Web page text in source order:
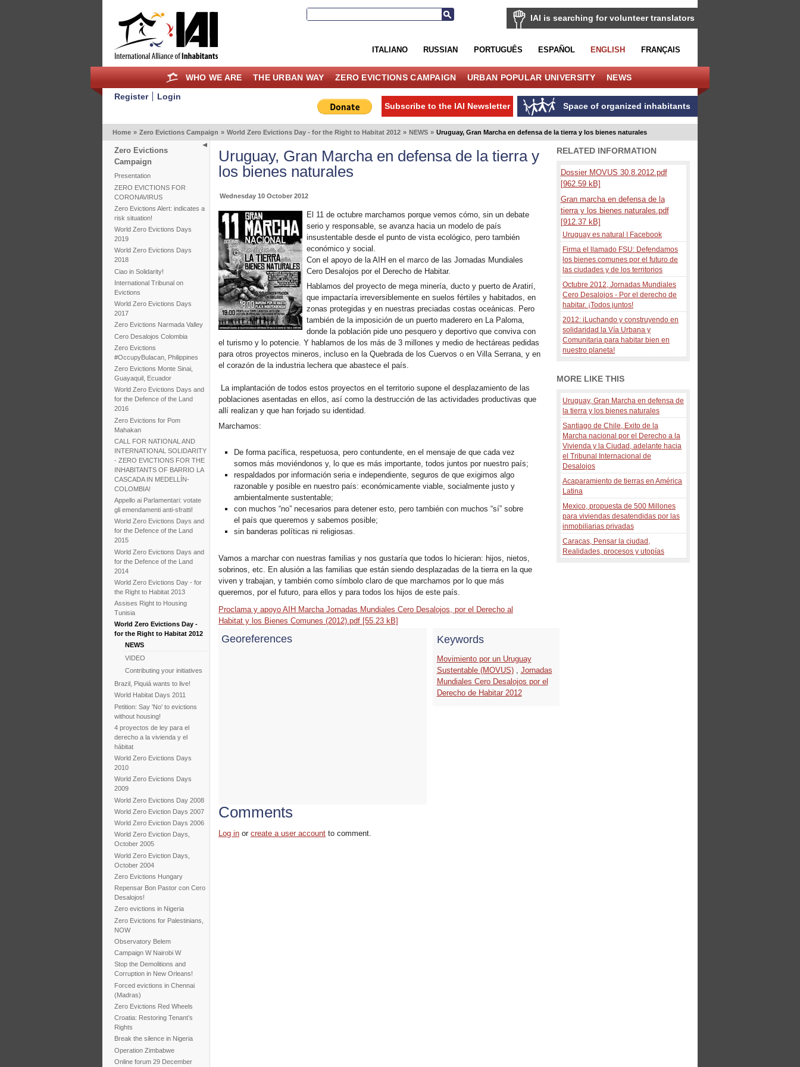
IAI is searching for volunteer translators
ITALIANO RUSSIAN PORTUGUÊS ESPAÑOL ENGLISH FRANÇAIS
WHO WE ARE THE URBAN WAY ZERO EVICTIONS CAMPAIGN URBAN POPULAR UNIVERSITY NEWS
Register
Login
Space of organized inhabitants
Subscribe to the IAI Newsletter
Home » Zero Evictions Campaign » World Zero Evictions Day - for the Right to Habitat 2012 » NEWS » Uruguay, Gran Marcha en defensa de la tierra y los bienes naturales
Zero Evictions
Campaign
Presentation
ZERO EVICTIONS FOR
CORONAVIRUS
Zero Evictions Alert: indicates a
risk situation!
World Zero Evictions Days
2019
World Zero Evictions Days
2018
Ciao in Solidarity!
International Tribunal on
Evictions
World Zero Evictions Days
2017
Zero Evictions Narmada Valley
Cero Desalojos Colombia
Zero Evictions
#OccupyBulacan, Philippines
Zero Evictions Monte Sinai,
Guayaquil, Ecuador
World Zero Evictions Days and
for the Defence of the Land
2016
Zero Evictions for Pom
Mahakan
CALL FOR NATIONAL AND
INTERNATIONAL SOLIDARITY
- ZERO EVICTIONS FOR THE
INHABITANTS OF BARRIO LA
CASCADA IN MEDELLÍN-
COLOMBIA!
Appello ai Parlamentari: votate
gli emendamenti anti-sfratti!
World Zero Evictions Days and
for the Defence of the Land
2015
World Zero Evictions Days and
for the Defence of the Land
2014
World Zero Evictions Day - for
the Right to Habitat 2013
Assises Right to Housing
Tunisia
World Zero Evictions Day -
for the Right to Habitat 2012
NEWS
VIDEO
Contributing your initiatives
Brazil, Piquiá wants to live!
World Habitat Days 2011
Petition: Say 'No' to evictions
without housing!
4 proyectos de ley para el
derecho a la vivienda y el
hábitat
World Zero Evictions Days
2010
World Zero Evictions Days
2009
World Zero Evictions Day 2008
World Zero Eviction Days 2007
World Zero Eviction Days 2006
World Zero Eviction Days,
October 2005
World Zero Eviction Days,
October 2004
Zero Evictions Hungary
Repensar Bon Pastor con Cero
Desalojos!
Zero evictions in Nigeria
Zero Evictions for Palestinians,
NOW
Observatory Belem
Campaign W Nairobi W
Stop the Demolitions and
Corruption in New Orleans!
Forced evictions in Chennai
(Madras)
Zero Evictions Red Wheels
Croatia: Restoring Tenant’s
Rights
Break the silence in Nigeria
Operation Zimbabwe
Online forum 29 December
Uruguay, Gran Marcha en defensa de la tierra y
los bienes naturales
Wednesday 10 October 2012
El 11 de octubre marchamos porque vemos cómo, sin un debate
serio y responsable, se avanza hacia un modelo de país
insustentable desde el punto de vista ecológico, pero también
económico y social.
Con el apoyo de la AIH en el marco de las Jornadas Mundiales
Cero Desalojos por el Derecho de Habitar.
Hablamos del proyecto de mega minería, ducto y puerto de Aratirí,
que impactaría irreversiblemente en suelos fértiles y habitados, en
zonas protegidas y en nuestras preciadas costas oceánicas. Pero
también de la imposición de un puerto maderero en La Paloma,
donde la población pide uno pesquero y deportivo que conviva con
el turismo y lo potencie. Y hablamos de los más de 3 millones y medio de hectáreas pedidas
para otros proyectos mineros, incluso en la Quebrada de los Cuervos o en Villa Serrana, y en
el corazón de la industria lechera que abastece el país.
La implantación de todos estos proyectos en el territorio supone el desplazamiento de las
poblaciones asentadas en ellos, así como la destrucción de las actividades productivas que
allí realizan y que han forjado su identidad.
Marchamos:
De forma pacífica, respetuosa, pero contundente, en el mensaje de que cada vez
somos más moviéndonos y, lo que es más importante, todos juntos por nuestro país;
respaldados por información seria e independiente, seguros de que exigimos algo
razonable y posible en nuestro país: económicamente viable, socialmente justo y
ambientalmente sustentable;
con muchos “no” necesarios para detener esto, pero también con muchos “sí” sobre
el país que queremos y sabemos posible;
sin banderas políticas ni religiosas.
Vamos a marchar con nuestras familias y nos gustaría que todos lo hicieran: hijos, nietos,
sobrinos, etc. En alusión a las familias que están siendo desplazadas de la tierra en la que
viven y trabajan, y también como símbolo claro de que marchamos por lo que más
queremos, por el futuro, para ellos y para todos los hijos de este país.
Proclama y apoyo AIH Marcha Jornadas Mundiales Cero Desalojos, por el Derecho al
Habitat y los Bienes Comunes (2012).pdf [55.23 kB]
Georeferences Keywords
Movimiento por un Uruguay
Sustentable (MOVUS), Jornadas
Mundiales Cero Desalojos por el
Derecho de Habitar 2012
Comments
Log in orcreate a user account to comment.
RELATED INFORMATION
Dossier MOVUS 30.8.2012.pdf
[962.59 kB]
Gran marcha en defensa de la
tierra y los bienes naturales.pdf
[912.37 kB]
Uruguay es natural | Facebook
Firma el llamado FSU: Defendamos
los bienes comunes por el futuro de
las ciudades y de los territorios
Octubre 2012, Jornadas Mundiales
Cero Desalojos - Por el derecho de
habitar. ¡Todos juntos!
2012: iLuchando y construyendo en
solidaridad la Vía Urbana y
Comunitaria para habitar bien en
nuestro planeta!
MORE LIKE THIS
Uruguay, Gran Marcha en defensa de
la tierra y los bienes naturales
Santiago de Chile, Exito de la
Marcha nacional por el Derecho a la
Vivienda y la Ciudad, adelante hacia
el Tribunal Internacional de
Desalojos
Acaparamiento de tierras en América
Latina
Mexico, propuesta de 500 Millones
para viviendas desatendidas por las
inmobiliarias privadas
Caracas, Pensar la ciudad,
Realidades, procesos y utopías